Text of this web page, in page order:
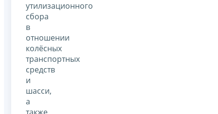
утилизационного
сбора
в
отношении
колёсных
транспортных
средств
и
шасси,
а